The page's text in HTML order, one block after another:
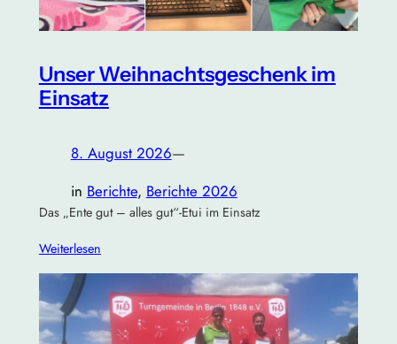
Unser Weihnachtsgeschenk im
Einsatz
8. August 2026—
in Berichte, Berichte 2026
Das „Ente gut – alles gut“-Etui im Einsatz
Weiterlesen